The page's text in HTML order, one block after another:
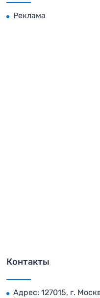
Реклама
Контакты
Адрес: 127015, г.